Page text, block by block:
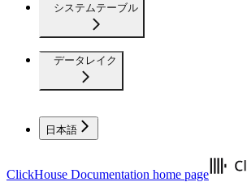
システムテーブル
データレイク
日本語
ClickHouse Documentation home page